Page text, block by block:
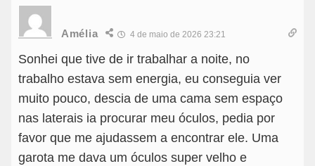
Amélia 4 de maio de 2026 23:21
Sonhei que tive de ir trabalhar a noite, no
trabalho estava sem energia, eu conseguia ver
muito pouco, descia de uma cama sem espaço
nas laterais ia procurar meu óculos, pedia por
favor que me ajudassem a encontrar ele. Uma
garota me dava um óculos super velho e